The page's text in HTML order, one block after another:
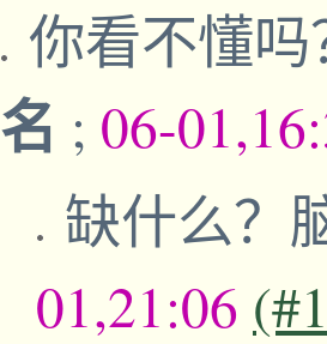
你看不懂
名 ; 06-
缺什么？
01,21:06